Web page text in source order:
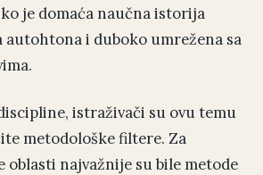
je domaća naučna istorija
autohtona i duboko umrežena sa
istraživači su ovu temu
metodološke filtere. Za
oblasti najvažnije su bile metode